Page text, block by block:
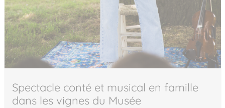
Spectacle conté et musical en famille
dans les vignes du Musée